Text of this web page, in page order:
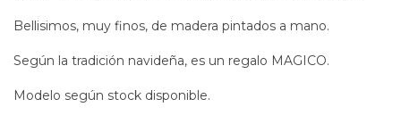
Bellisimos, muy finos, de madera pintados a mano.
Según la tradición navideña, es un regalo MAGICO.
Modelo según stock disponible.